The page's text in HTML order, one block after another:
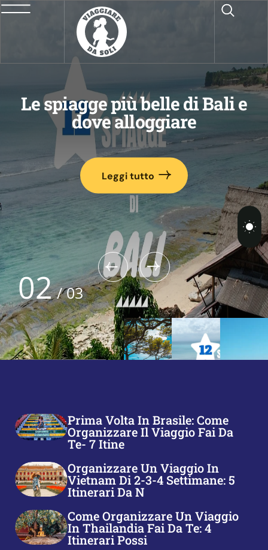
più belle di Bali e
alloggiare
tutto
Algarve
più belle e
03/03
Prima Volta In Brasile: Come
Organizzare Il Viaggio Fai Da
Te- 7 Itine
Organizzare Un Viaggio In
Vietnam Di 2-3-4 Settimane: 5
Itinerari Da N
Come Organizzare Un Viaggio
In Thailandia Fai Da Te: 4
Itinerari Possi